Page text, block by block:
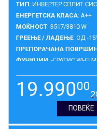
ТИП: ИНВЕРТЕР СПЛИТ
ЕНЕРГЕТСКА КЛАСА: A++
МОЌНОСТ: 3517/3810 W
ГРЕЕЊЕ / ЛАДЕЊЕ: ОД -
ПРЕПОРАЧАНА
ФУНКЦИИ: -ГРАТИС WI-FI
самодијагноза, 1W
единица, висока
индикатор за истекување
операција, двосмерен
sleep mode, тајмер,
ГАРАНЦИЈА 5 ГОДИНИ
19.99000
ПОВЕЌЕ